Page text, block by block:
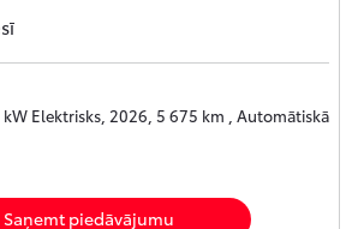
Elektrisks, 2026, 5 675 km , Automātiskā
Saņemt piedāvājumu